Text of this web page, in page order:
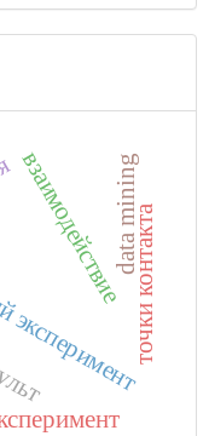
взаимодействиеточки контакта
data mining